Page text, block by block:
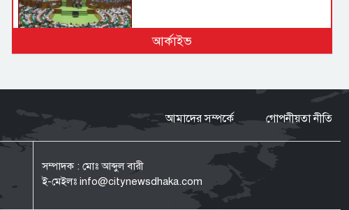
হামের উপসর্গে আরও ৩ জনের মৃত্যু,
স্বরাষ্ট্রমন্ত্রী
আর্কাইভ
আমাদের সম্পর্কে গোপনীয়তা নীতি
সম্পাদক : মোঃ আব্দুল বারী
ই-মেইলঃ info@citynewsdhaka.com